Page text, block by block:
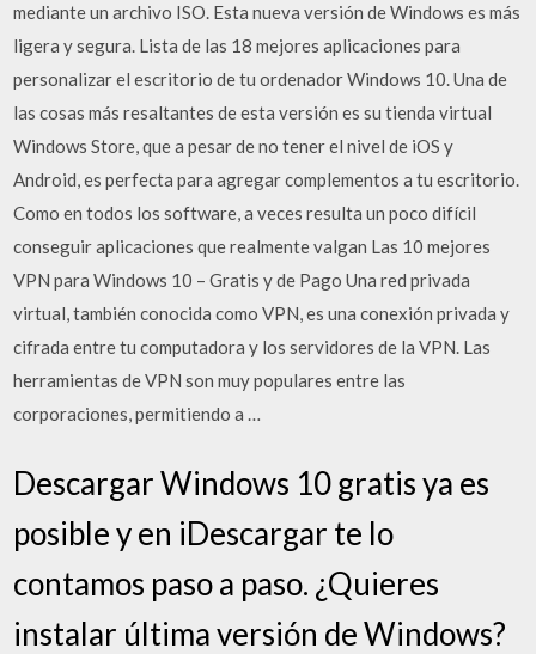
mediante un archivo ISO. Esta nueva versión de Windows es más
ligera y segura. Lista de las 18 mejores aplicaciones para
personalizar el escritorio de tu ordenador Windows 10. Una de
las cosas más resaltantes de esta versión es su tienda virtual
Windows Store, que a pesar de no tener el nivel de iOS y
Android, es perfecta para agregar complementos a tu escritorio.
Como en todos los software, a veces resulta un poco difícil
conseguir aplicaciones que realmente valgan Las 10 mejores
VPN para Windows 10 – Gratis y de Pago Una red privada
virtual, también conocida como VPN, es una conexión privada y
cifrada entre tu computadora y los servidores de la VPN. Las
herramientas de VPN son muy populares entre las
corporaciones, permitiendo a …
Descargar Windows 10 gratis ya es
posible y en iDescargar te lo
contamos paso a paso. ¿Quieres
instalar última versión de Windows?